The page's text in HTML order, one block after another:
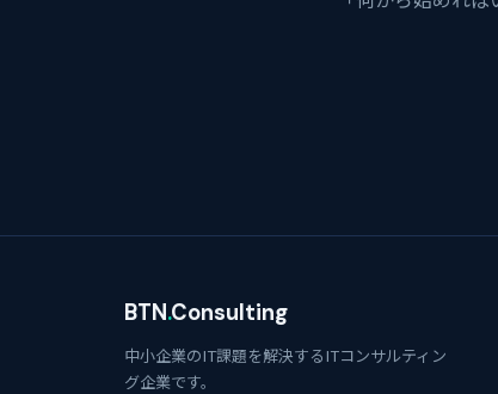
BTN.Consulting
中小企業のIT課題を解決するITコンサルティン
グ企業です。